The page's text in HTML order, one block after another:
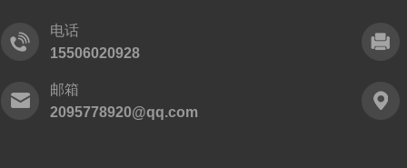
电话
15506020928
邮箱
2095778920@qq.com